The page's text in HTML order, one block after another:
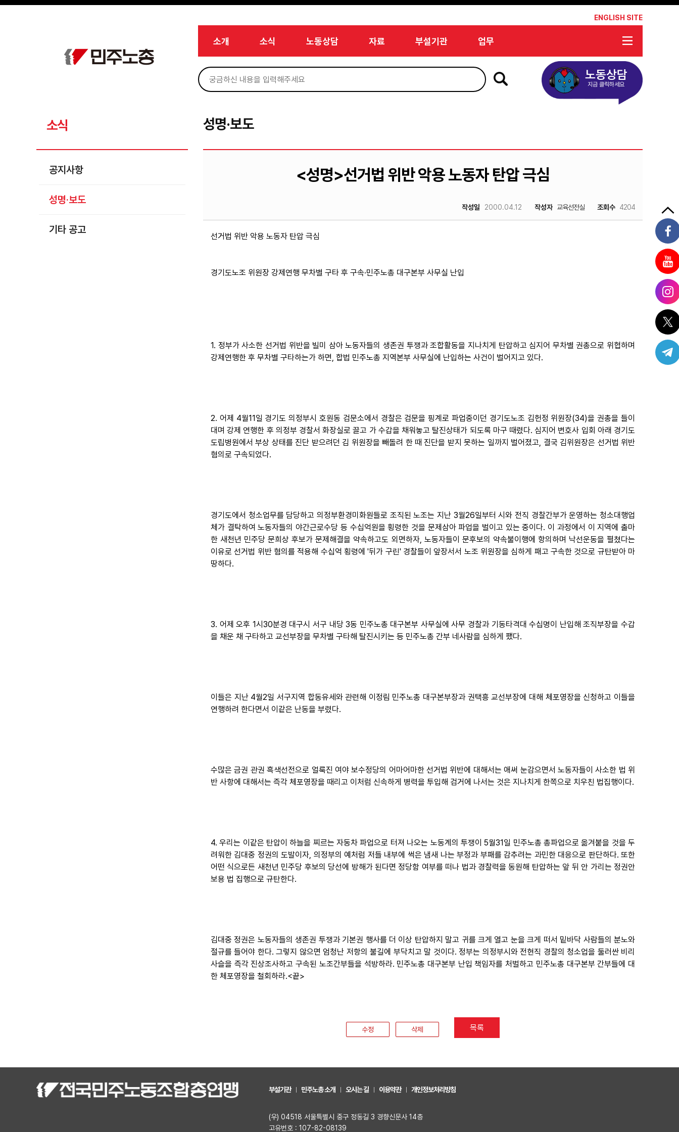
메뉴 건너뛰기
ENGLISH SITE
소개 소식 노동상담 자료 부설기관 업무
노동상담
지금 클릭하세요
소식
공지사항
성명·보도
기타 공고
성명·보도
<성명>선거법 위반 악용 노동자 탄압 극심
작성일 2000.04.12 작성자 교육선전실 조회수 4204
선거법 위반 악용 노동자 탄압 극심
경기도노조 위원장 강제연행 무차별 구타 후 구속·민주노총 대구본부 사무실 난입
1. 정부가 사소한 선거법 위반을 빌미 삼아 노동자들의 생존권 투쟁과 조합활동을 지나치게 탄압하고 심지어 무차별 권총으로 위협하며
강제연행한 후 무차별 구타하는가 하면, 합법 민주노총 지역본부 사무실에 난입하는 사건이 벌어지고 있다.
2. 어제 4월11일 경기도 의정부시 호원동 검문소에서 경찰은 검문을 핑계로 파업중이던 경기도노조 김헌정 위원장(34)을 권총을 들이
대며 강제 연행한 후 의정부 경찰서 화장실로 끌고 가 수갑을 채워놓고 탈진상태가 되도록 마구 때렸다. 심지어 변호사 입회 아래 경기도
도립병원에서 부상 상태를 진단 받으려던 김 위원장을 빼돌려 한 때 진단을 받지 못하는 일까지 벌어졌고, 결국 김위원장은 선거법 위반
혐의로 구속되었다.
경기도에서 청소업무를 담당하고 의정부환경미화원들로 조직된 노조는 지난 3월26일부터 시와 전직 경찰간부가 운영하는 청소대행업
체가 결탁하여 노동자들의 야간근로수당 등 수십억원을 횡령한 것을 문제삼아 파업을 벌이고 있는 중이다. 이 과정에서 이 지역에 출마
한 새천년 민주당 문희상 후보가 문제해결을 약속하고도 외면하자, 노동자들이 문후보의 약속불이행에 항의하며 낙선운동을 펼쳤다는
이유로 선거법 위반 혐의를 적용해 수십억 횡령에 '뒤가 구린' 경찰들이 앞장서서 노조 위원장을 심하게 패고 구속한 것으로 규탄받아 마
땅하다.
3. 어제 오후 1시30분경 대구시 서구 내당 3동 민주노총 대구본부 사무실에 사무 경찰과 기동타격대 수십명이 난입해 조직부장을 수갑
을 채운 채 구타하고 교선부장을 무차별 구타해 탈진시키는 등 민주노총 간부 네사람을 심하게 팼다.
이들은 지난 4월2일 서구지역 합동유세와 관련해 이정림 민주노총 대구본부장과 권택흥 교선부장에 대해 체포영장을 신청하고 이들을
연행하려 한다면서 이같은 난동을 부렸다.
수많은 금권 관권 흑색선전으로 얼룩진 여야 보수정당의 어마어마한 선거법 위반에 대해서는 애써 눈감으면서 노동자들이 사소한 법 위
반 사항에 대해서는 즉각 체포영장을 때리고 이처럼 신속하게 병력을 투입해 검거에 나서는 것은 지나치게 한쪽으로 치우친 법집행이다.
4. 우리는 이같은 탄압이 하늘을 찌르는 자동차 파업으로 터져 나오는 노동계의 투쟁이 5월31일 민주노총 총파업으로 옮겨붙을 것을 두
려워한 김대중 정권의 도발이자, 의정부의 예처럼 저들 내부에 썩은 냄새 나는 부정과 부패를 감추려는 과민한 대응으로 판단하다. 또한
어떤 식으로든 새천년 민주당 후보의 당선에 방해가 된다면 정당함 여부를 떠나 법과 경찰력을 동원해 탄압하는 앞 뒤 안 가리는 정권안
보용 법 집행으로 규탄한다.
김대중 정권은 노동자들의 생존권 투쟁과 기본권 행사를 더 이상 탄압하지 말고 귀를 크게 열고 눈을 크게 떠서 밑바닥 사람들의 분노와
절규를 들어야 한다. 그렇지 않으면 엄청난 저항의 불길에 부닥치고 말 것이다. 정부는 의정부시와 전현직 경찰의 청소업을 둘러싼 비리
사슬을 즉각 진상조사하고 구속된 노조간부들을 석방하라. 민주노총 대구본부 난입 책임자를 처벌하고 민주노총 대구본부 간부들에 대
한 체포영장을 철회하라.<끝>
수정 삭제 목록
부설기관 민주노총 소개 오시는 길 이용약관 개인정보처리방침
(우) 04518 서울특별시 중구 정동길 3 경향신문사 14층
고유번호 : 107-82-08139
Sketchbook5, 스케치북5
Sketchbook5, 스케치북5